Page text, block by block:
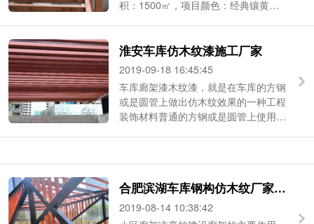
积：1500㎡，项目颜色：经典镶黄色
微信） ...
淮安车库仿木纹漆施工厂家
2019-09-18 16:45:45
车库廊架漆木纹漆，就是在车库的方钢
或是圆管上做出仿木纹效果的一种工程
装饰材料普通的方钢或是圆管上使用莫
合肥滨湖车库钢构仿木纹厂家施工质量保证
2019-08-14 10:38:42